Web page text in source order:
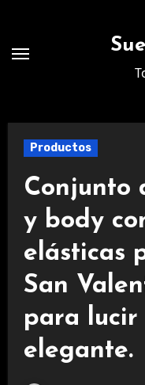
contenido
Productos
Conjunto
y body
elásticas
San
para lucir
elegante.